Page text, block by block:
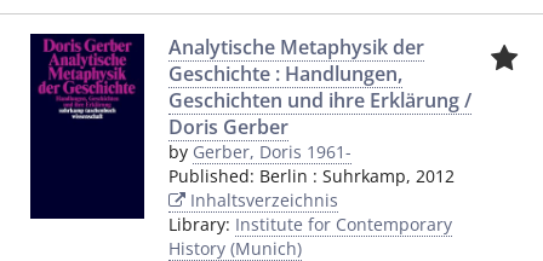
Analytische Metaphysik der
Geschichte : Handlungen,
Geschichten und ihre Erklärung /
Doris Gerber
by Gerber, Doris 1961-
Published: Berlin : Suhrkamp, 2012
Inhaltsverzeichnis
Library: Institute for Contemporary
History (Munich)